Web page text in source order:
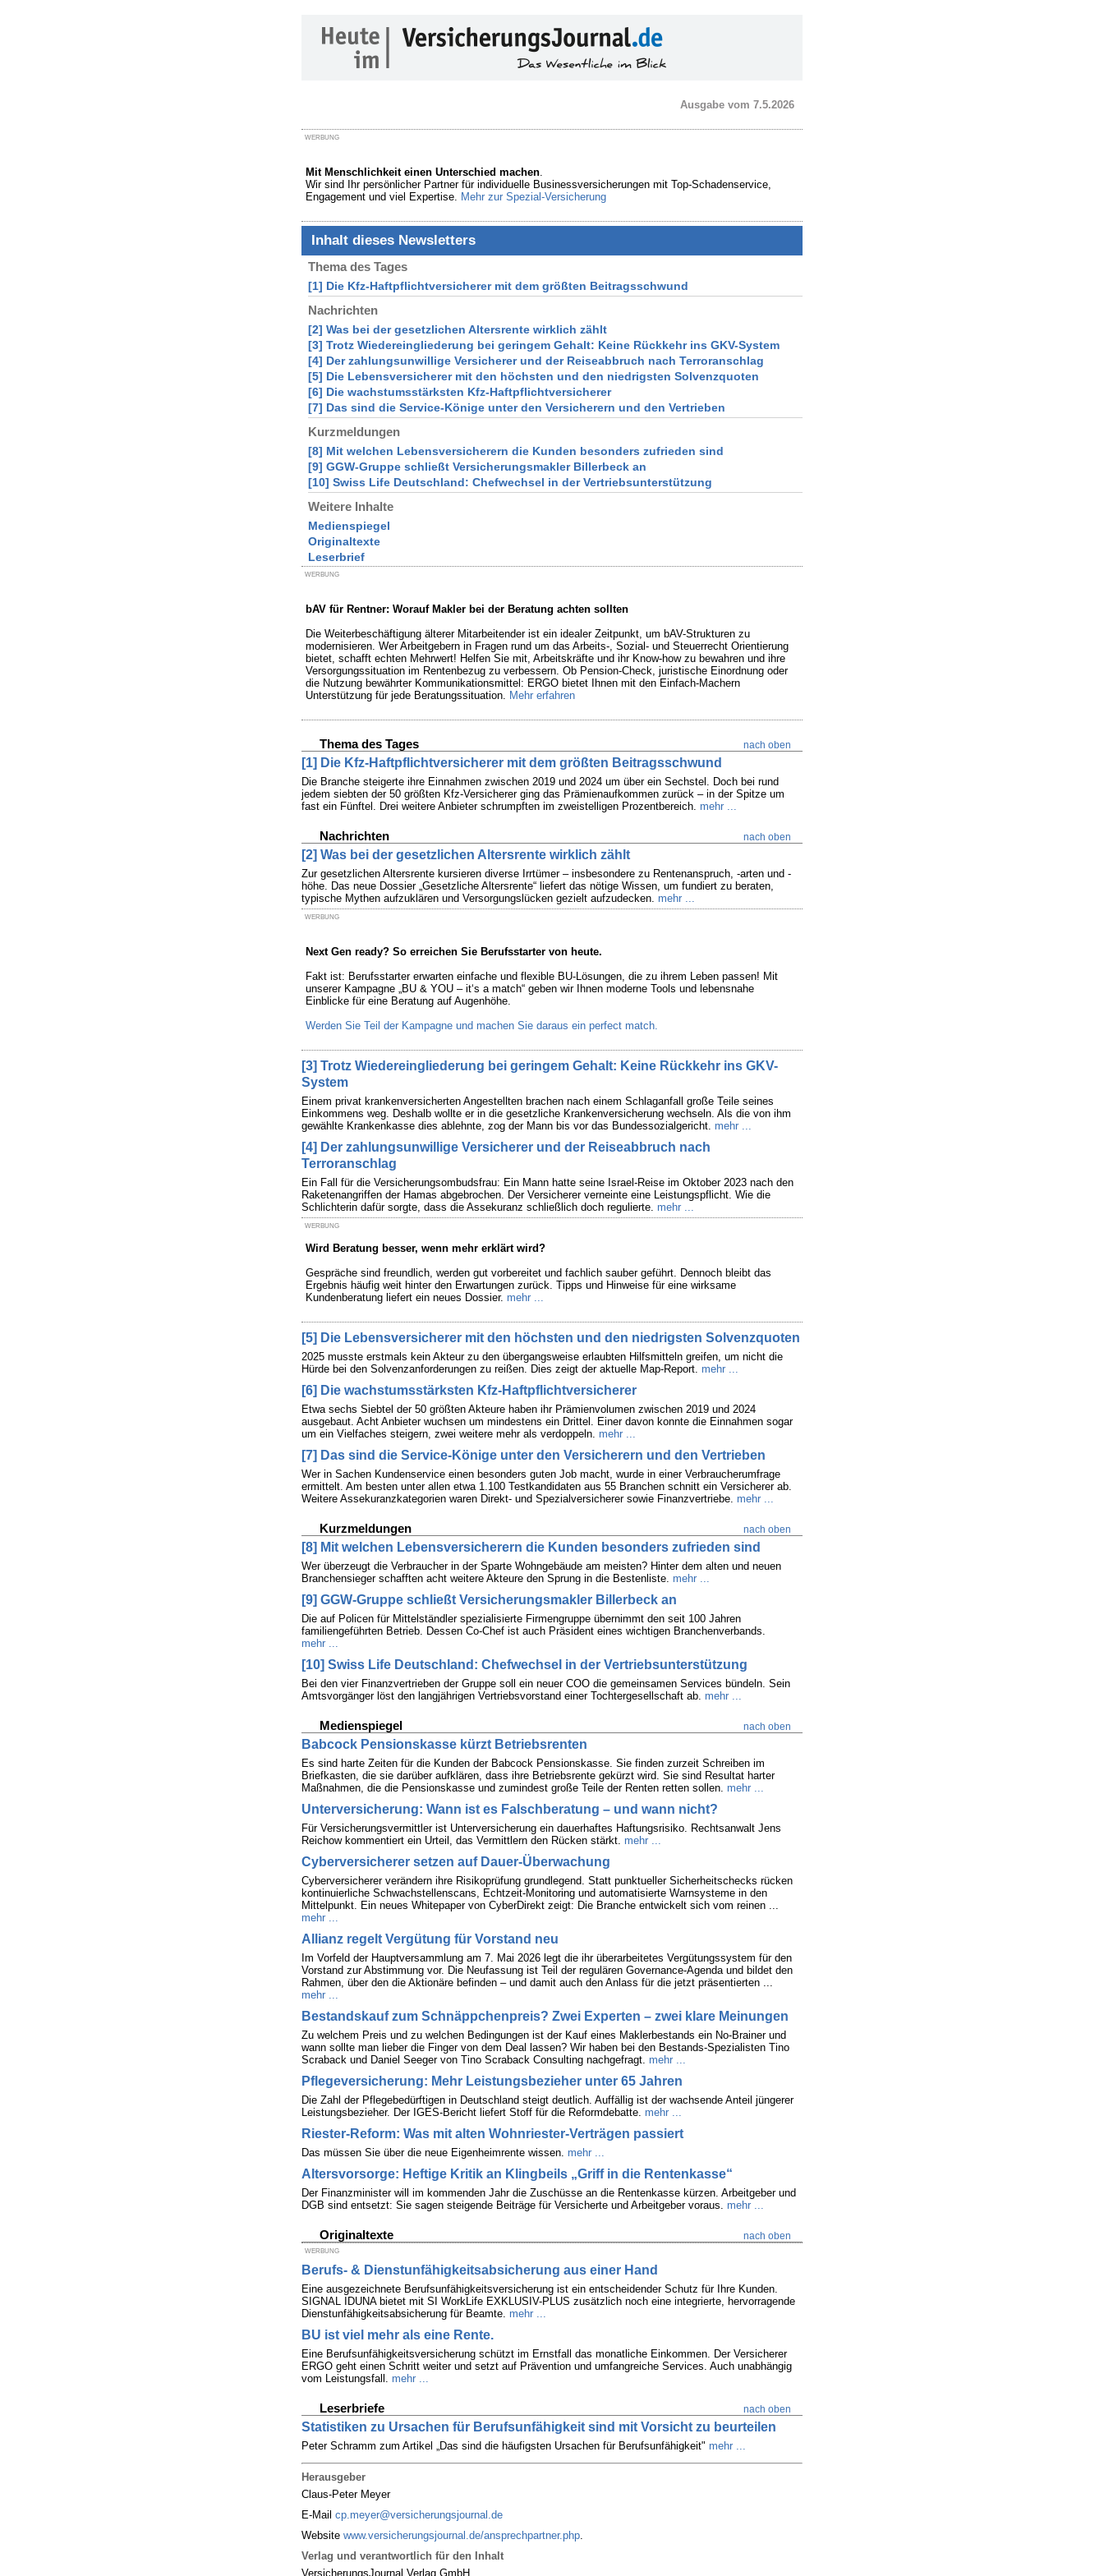
Ausgabe vom 7.5.2026
WERBUNG
Mit Menschlichkeit einen Unterschied machen.
Wir sind Ihr persönlicher Partner für individuelle Businessversicherungen mit Top-Schadenservice,
Engagement und viel Expertise. Mehr zur Spezial-Versicherung
Inhalt dieses Newsletters
Thema des Tages
[1] Die Kfz-Haftpflichtversicherer mit dem größten Beitragsschwund
Nachrichten
[2] Was bei der gesetzlichen Altersrente wirklich zählt
[3] Trotz Wiedereingliederung bei geringem Gehalt: Keine Rückkehr ins GKV-System
[4] Der zahlungsunwillige Versicherer und der Reiseabbruch nach Terroranschlag
[5] Die Lebensversicherer mit den höchsten und den niedrigsten Solvenzquoten
[6] Die wachstumsstärksten Kfz-Haftpflichtversicherer
[7] Das sind die Service-Könige unter den Versicherern und den Vertrieben
Kurzmeldungen
[8] Mit welchen Lebensversicherern die Kunden besonders zufrieden sind
[9] GGW-Gruppe schließt Versicherungsmakler Billerbeck an
[10] Swiss Life Deutschland: Chefwechsel in der Vertriebsunterstützung
Weitere Inhalte
Medienspiegel
Originaltexte
Leserbrief
WERBUNG
bAV für Rentner: Worauf Makler bei der Beratung achten sollten
Die Weiterbeschäftigung älterer Mitarbeitender ist ein idealer Zeitpunkt, um bAV-Strukturen zu
modernisieren. Wer Arbeitgebern in Fragen rund um das Arbeits-, Sozial- und Steuerrecht Orientierung
bietet, schafft echten Mehrwert! Helfen Sie mit, Arbeitskräfte und ihr Know-how zu bewahren und ihre
Versorgungssituation im Rentenbezug zu verbessern. Ob Pension-Check, juristische Einordnung oder
die Nutzung bewährter Kommunikationsmittel: ERGO bietet Ihnen mit den Einfach-Machern
Unterstützung für jede Beratungssituation. Mehr erfahren
Thema des Tages nach oben
[1] Die Kfz-Haftpflichtversicherer mit dem größten Beitragsschwund
Die Branche steigerte ihre Einnahmen zwischen 2019 und 2024 um über ein Sechstel. Doch bei rund
jedem siebten der 50 größten Kfz-Versicherer ging das Prämienaufkommen zurück – in der Spitze um
fast ein Fünftel. Drei weitere Anbieter schrumpften im zweistelligen Prozentbereich. mehr ...
Nachrichten nach oben
[2] Was bei der gesetzlichen Altersrente wirklich zählt
Zur gesetzlichen Altersrente kursieren diverse Irrtümer – insbesondere zu Rentenanspruch, -arten und -
höhe. Das neue Dossier „Gesetzliche Altersrente“ liefert das nötige Wissen, um fundiert zu beraten,
typische Mythen aufzuklären und Versorgungslücken gezielt aufzudecken. mehr ...
WERBUNG
Next Gen ready? So erreichen Sie Berufsstarter von heute.
Fakt ist: Berufsstarter erwarten einfache und flexible BU-Lösungen, die zu ihrem Leben passen! Mit
unserer Kampagne „BU & YOU – it‘s a match“ geben wir Ihnen moderne Tools und lebensnahe
Einblicke für eine Beratung auf Augenhöhe.
Werden Sie Teil der Kampagne und machen Sie daraus ein perfect match.
[3] Trotz Wiedereingliederung bei geringem Gehalt: Keine Rückkehr ins GKV-
System
Einem privat krankenversicherten Angestellten brachen nach einem Schlaganfall große Teile seines
Einkommens weg. Deshalb wollte er in die gesetzliche Krankenversicherung wechseln. Als die von ihm
gewählte Krankenkasse dies ablehnte, zog der Mann bis vor das Bundessozialgericht. mehr ...
[4] Der zahlungsunwillige Versicherer und der Reiseabbruch nach
Terroranschlag
Ein Fall für die Versicherungsombudsfrau: Ein Mann hatte seine Israel-Reise im Oktober 2023 nach den
Raketenangriffen der Hamas abgebrochen. Der Versicherer verneinte eine Leistungspflicht. Wie die
Schlichterin dafür sorgte, dass die Assekuranz schließlich doch regulierte. mehr ...
WERBUNG
Wird Beratung besser, wenn mehr erklärt wird?
Gespräche sind freundlich, werden gut vorbereitet und fachlich sauber geführt. Dennoch bleibt das
Ergebnis häufig weit hinter den Erwartungen zurück. Tipps und Hinweise für eine wirksame
Kundenberatung liefert ein neues Dossier. mehr ...
[5] Die Lebensversicherer mit den höchsten und den niedrigsten Solvenzquoten
2025 musste erstmals kein Akteur zu den übergangsweise erlaubten Hilfsmitteln greifen, um nicht die
Hürde bei den Solvenzanforderungen zu reißen. Dies zeigt der aktuelle Map-Report. mehr ...
[6] Die wachstumsstärksten Kfz-Haftpflichtversicherer
Etwa sechs Siebtel der 50 größten Akteure haben ihr Prämienvolumen zwischen 2019 und 2024
ausgebaut. Acht Anbieter wuchsen um mindestens ein Drittel. Einer davon konnte die Einnahmen sogar
um ein Vielfaches steigern, zwei weitere mehr als verdoppeln. mehr ...
[7] Das sind die Service-Könige unter den Versicherern und den Vertrieben
Wer in Sachen Kundenservice einen besonders guten Job macht, wurde in einer Verbraucherumfrage
ermittelt. Am besten unter allen etwa 1.100 Testkandidaten aus 55 Branchen schnitt ein Versicherer ab.
Weitere Assekuranzkategorien waren Direkt- und Spezialversicherer sowie Finanzvertriebe. mehr ...
Kurzmeldungen nach oben
[8] Mit welchen Lebensversicherern die Kunden besonders zufrieden sind
Wer überzeugt die Verbraucher in der Sparte Wohngebäude am meisten? Hinter dem alten und neuen
Branchensieger schafften acht weitere Akteure den Sprung in die Bestenliste. mehr ...
[9] GGW-Gruppe schließt Versicherungsmakler Billerbeck an
Die auf Policen für Mittelständler spezialisierte Firmengruppe übernimmt den seit 100 Jahren
familiengeführten Betrieb. Dessen Co-Chef ist auch Präsident eines wichtigen Branchenverbands.
mehr ...
[10] Swiss Life Deutschland: Chefwechsel in der Vertriebsunterstützung
Bei den vier Finanzvertrieben der Gruppe soll ein neuer COO die gemeinsamen Services bündeln. Sein
Amtsvorgänger löst den langjährigen Vertriebsvorstand einer Tochtergesellschaft ab. mehr ...
Medienspiegel nach oben
Babcock Pensionskasse kürzt Betriebsrenten
Es sind harte Zeiten für die Kunden der Babcock Pensionskasse. Sie finden zurzeit Schreiben im
Briefkasten, die sie darüber aufklären, dass ihre Betriebsrente gekürzt wird. Sie sind Resultat harter
Maßnahmen, die die Pensionskasse und zumindest große Teile der Renten retten sollen. mehr ...
Unterversicherung: Wann ist es Falschberatung – und wann nicht?
Für Versicherungsvermittler ist Unterversicherung ein dauerhaftes Haftungsrisiko. Rechtsanwalt Jens
Reichow kommentiert ein Urteil, das Vermittlern den Rücken stärkt. mehr ...
Cyberversicherer setzen auf Dauer-Überwachung
Cyberversicherer verändern ihre Risikoprüfung grundlegend. Statt punktueller Sicherheitschecks rücken
kontinuierliche Schwachstellenscans, Echtzeit-Monitoring und automatisierte Warnsysteme in den
Mittelpunkt. Ein neues Whitepaper von CyberDirekt zeigt: Die Branche entwickelt sich vom reinen ...
mehr ...
Allianz regelt Vergütung für Vorstand neu
Im Vorfeld der Hauptversammlung am 7. Mai 2026 legt die ihr überarbeitetes Vergütungssystem für den
Vorstand zur Abstimmung vor. Die Neufassung ist Teil der regulären Governance-Agenda und bildet den
Rahmen, über den die Aktionäre befinden – und damit auch den Anlass für die jetzt präsentierten ...
mehr ...
Bestandskauf zum Schnäppchenpreis? Zwei Experten – zwei klare Meinungen
Zu welchem Preis und zu welchen Bedingungen ist der Kauf eines Maklerbestands ein No-Brainer und
wann sollte man lieber die Finger von dem Deal lassen? Wir haben bei den Bestands-Spezialisten Tino
Scraback und Daniel Seeger von Tino Scraback Consulting nachgefragt. mehr ...
Pflegeversicherung: Mehr Leistungsbezieher unter 65 Jahren
Die Zahl der Pflegebedürftigen in Deutschland steigt deutlich. Auffällig ist der wachsende Anteil jüngerer
Leistungsbezieher. Der IGES-Bericht liefert Stoff für die Reformdebatte. mehr ...
Riester-Reform: Was mit alten Wohnriester-Verträgen passiert
Das müssen Sie über die neue Eigenheimrente wissen. mehr ...
Altersvorsorge: Heftige Kritik an Klingbeils „Griff in die Rentenkasse“
Der Finanzminister will im kommenden Jahr die Zuschüsse an die Rentenkasse kürzen. Arbeitgeber und
DGB sind entsetzt: Sie sagen steigende Beiträge für Versicherte und Arbeitgeber voraus. mehr ...
Originaltexte nach oben
WERBUNG
Berufs- & Dienstunfähigkeitsabsicherung aus einer Hand
Eine ausgezeichnete Berufsunfähigkeitsversicherung ist ein entscheidender Schutz für Ihre Kunden.
SIGNAL IDUNA bietet mit SI WorkLife EXKLUSIV-PLUS zusätzlich noch eine integrierte, hervorragende
Dienstunfähigkeitsabsicherung für Beamte. mehr ...
BU ist viel mehr als eine Rente.
Eine Berufsunfähigkeitsversicherung schützt im Ernstfall das monatliche Einkommen. Der Versicherer
ERGO geht einen Schritt weiter und setzt auf Prävention und umfangreiche Services. Auch unabhängig
vom Leistungsfall. mehr ...
Leserbriefe nach oben
Statistiken zu Ursachen für Berufsunfähigkeit sind mit Vorsicht zu beurteilen
Peter Schramm zum Artikel „Das sind die häufigsten Ursachen für Berufsunfähigkeit" mehr ...
Herausgeber
Claus-Peter Meyer
E-Mail cp.meyer@versicherungsjournal.de
Website www.versicherungsjournal.de/ansprechpartner.php.
Verlag und verantwortlich für den Inhalt
VersicherungsJournal Verlag GmbH